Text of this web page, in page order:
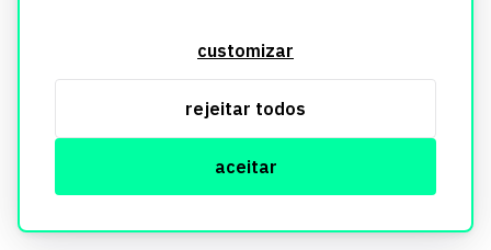
customizar
rejeitar todos
aceitar
Autorizo o envio das minhas informações de acordo
Assinar Newsletter